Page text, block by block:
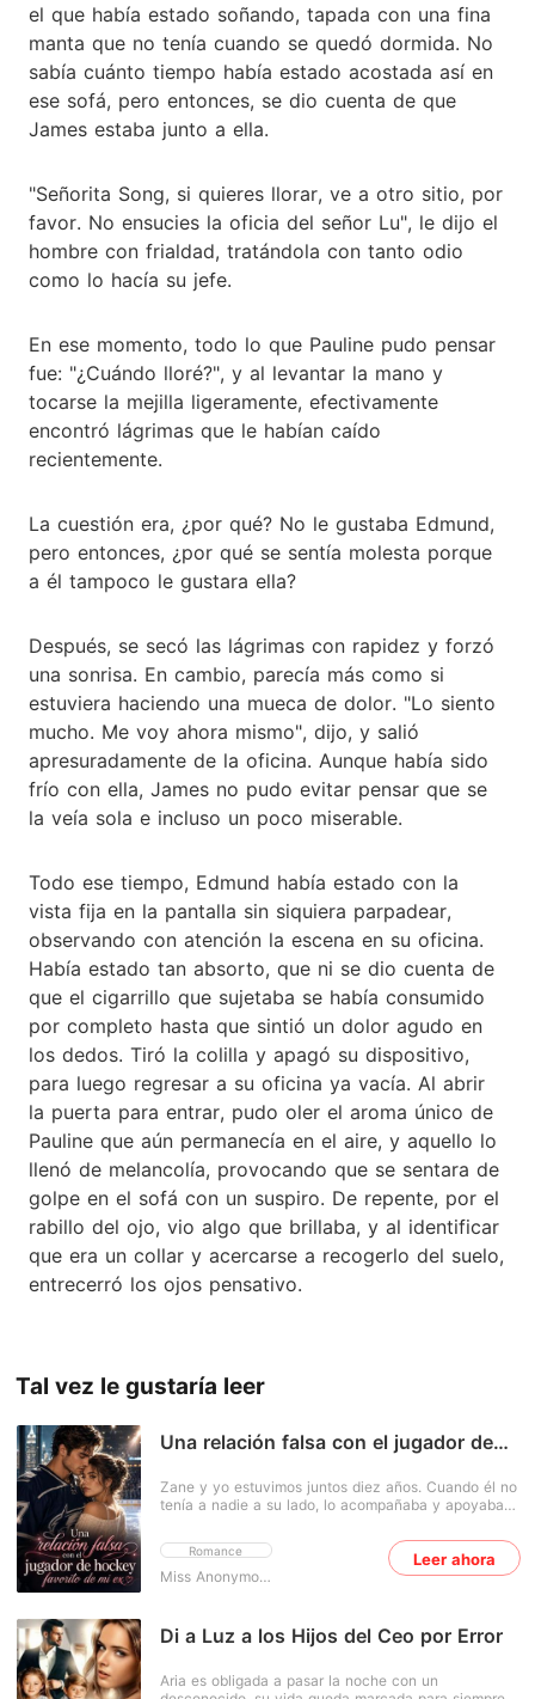
el que había estado soñando, tapada con una fina
manta que no tenía cuando se quedó dormida. No
sabía cuánto tiempo había estado acostada así en
ese sofá, pero entonces, se dio cuenta de que
James estaba junto a ella.
"Señorita Song, si quieres llorar, ve a otro sitio, por
favor. No ensucies la oficia del señor Lu", le dijo el
hombre con frialdad, tratándola con tanto odio
como lo hacía su jefe.
En ese momento, todo lo que Pauline pudo pensar
fue: "¿Cuándo lloré?", y al levantar la mano y
tocarse la mejilla ligeramente, efectivamente
encontró lágrimas que le habían caído
recientemente.
La cuestión era, ¿por qué? No le gustaba Edmund,
pero entonces, ¿por qué se sentía molesta porque
a él tampoco le gustara ella?
Después, se secó las lágrimas con rapidez y forzó
una sonrisa. En cambio, parecía más como si
estuviera haciendo una mueca de dolor. "Lo siento
mucho. Me voy ahora mismo", dijo, y salió
apresuradamente de la oficina. Aunque había sido
frío con ella, James no pudo evitar pensar que se
la veía sola e incluso un poco miserable.
Todo ese tiempo, Edmund había estado con la
vista fija en la pantalla sin siquiera parpadear,
observando con atención la escena en su oficina.
Había estado tan absorto, que ni se dio cuenta de
que el cigarrillo que sujetaba se había consumido
por completo hasta que sintió un dolor agudo en
los dedos. Tiró la colilla y apagó su dispositivo,
para luego regresar a su oficina ya vacía. Al abrir
la puerta para entrar, pudo oler el aroma único de
Pauline que aún permanecía en el aire, y aquello lo
llenó de melancolía, provocando que se sentara de
golpe en el sofá con un suspiro. De repente, por el
rabillo del ojo, vio algo que brillaba, y al identificar
que era un collar y acercarse a recogerlo del suelo,
entrecerró los ojos pensativo.
Tal vez le gustaría leer
Una relación falsa con el jugador de
Romance
Miss Anonymous
Zane y yo estuvimos juntos diez años. Cuando él no
tenía a nadie a su lado, lo acompañaba y apoyaba
de todo, me convertiría en su esposa, la única mujer
en su vida. Pero después de seis años de relación y
cuatro años como su prometida, no solo me dejó,
suficiente, el crucero nupcial de un mes de duración
era solo para parejas y tenía que ir acompañada. Si
demasiado destrozada para seguir adelante, estaría
Leer ahora
Di a Luz a los Hijos del Ceo por Error
Aria es obligada a pasar la noche con un